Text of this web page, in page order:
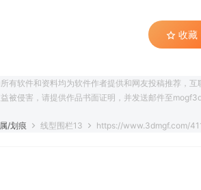
收藏
有软件和资料均为软件作者提供和网友投稿推荐，
被侵害，请提供作品书面证明，并发送邮件至
/划痕 线型围栏13 https://www.3dmgf.com/